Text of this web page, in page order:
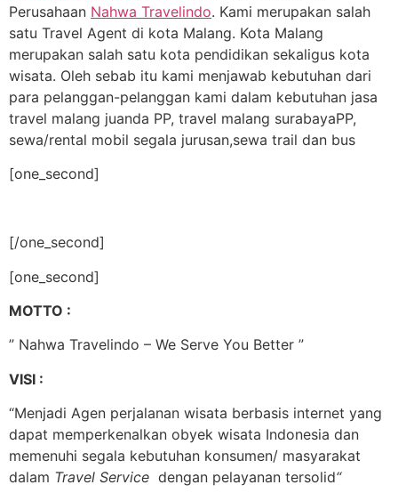
Perusahaan Nahwa Travelindo. Kami merupakan salah
satu Travel Agent di kota Malang. Kota Malang
merupakan salah satu kota pendidikan sekaligus kota
wisata. Oleh sebab itu kami menjawab kebutuhan dari
para pelanggan-pelanggan kami dalam kebutuhan jasa
travel malang juanda PP, travel malang surabayaPP,
sewa/rental mobil segala jurusan,sewa trail dan bus
[one_second]
[/one_second]
[one_second]
MOTTO :
” Nahwa Travelindo – We Serve You Better ”
VISI :
“Menjadi Agen perjalanan wisata berbasis internet yang
dapat memperkenalkan obyek wisata Indonesia dan
memenuhi segala kebutuhan konsumen/ masyarakat
dalam Travel Service dengan pelayanan tersolid“